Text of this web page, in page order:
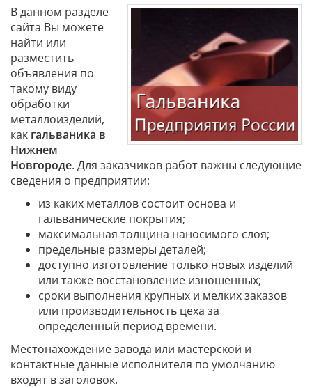
В данном разделе
сайта Вы можете
найти или
разместить
объявления по
такому виду
обработки
металлоизделий,
как гальваника в
Нижнем
Новгороде. Для заказчиков работ важны следующие
сведения о предприятии:
из каких металлов состоит основа и
гальванические покрытия;
максимальная толщина наносимого слоя;
предельные размеры деталей;
доступно изготовление только новых изделий
или также восстановление изношенных;
сроки выполнения крупных и мелких заказов
или производительность цеха за
определенный период времени.
Местонахождение завода или мастерской и
контактные данные исполнителя по умолчанию
входят в заголовок.